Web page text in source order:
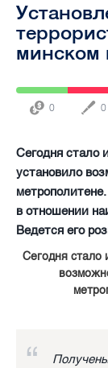
минском
0 0
Сегодня стало
установило
в отношении
Ведется его
Сегодня стало